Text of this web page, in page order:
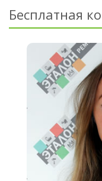
Бесплатная